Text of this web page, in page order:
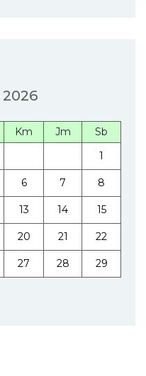
Km Jm
Sb
1
6 7 8
13 14 15
20 21 22
27 28 29